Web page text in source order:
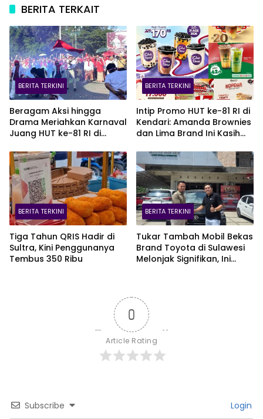
BERITA TERKAIT
BERITA TERKINI
Beragam Aksi hingga
Drama Meriahkan Karnaval
Juang HUT ke-81 RI di
BERITA TERKINI
Intip Promo HUT ke-81 RI di
Kendari: Amanda Brownies
dan Lima Brand Ini Kasih
BERITA TERKINI
Tiga Tahun QRIS Hadir di
Sultra, Kini Penggunanya
Tembus 350 Ribu
BERITA TERKINI
Tukar Tambah Mobil Bekas
Brand Toyota di Sulawesi
Melonjak Signifikan, Ini
0
Article Rating
Subscribe Login